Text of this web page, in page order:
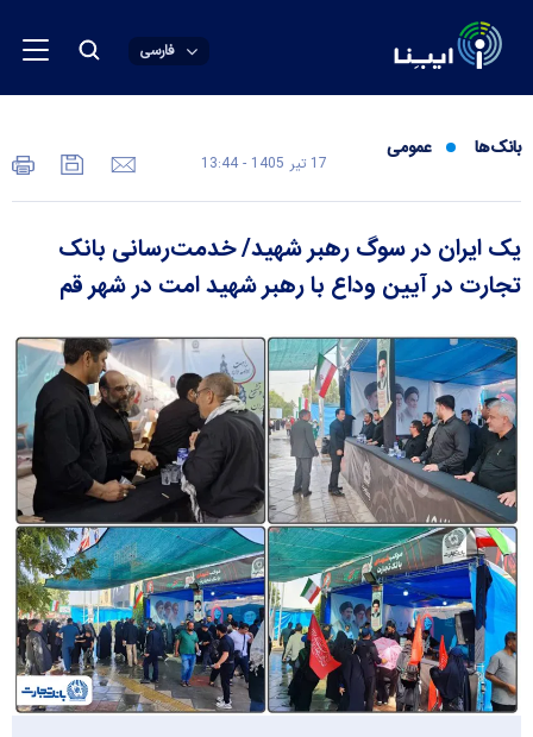
فارسی
بانک‌ها عمومی
17 تير 1405 - 13:44
یک ایران در سوگ رهبر شهید/ خدمت‌رسانی بانک
تجارت در آیین وداع با رهبر شهید امت در شهر قم